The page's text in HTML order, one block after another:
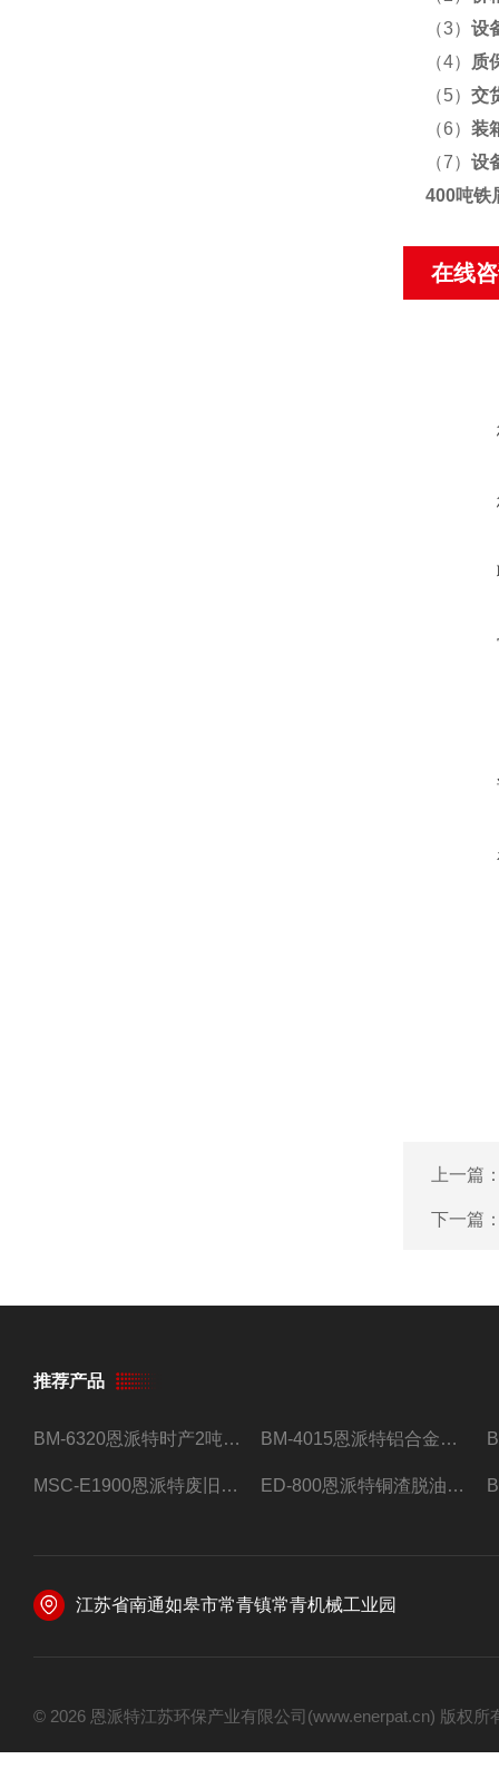
（3） 设
（4）
质
（5） 交
（6） 装
（7） 设
400吨铁
在线
上一篇
下一篇
推荐产品
BM-6320恩派特时产2吨合金钢屑压饼机 BM-4015恩派特铝合金屑压饼机 脱油效果好
MSC-E1900恩派特废旧锂电池极片破碎处理设备 ED-800恩派特铜渣脱油机废铜屑铝屑甩油机
江苏省南通如皋市常青镇常青机械工业园
© 2026 恩派特江苏环保产业有限公司(www.enerpat.cn) 版权